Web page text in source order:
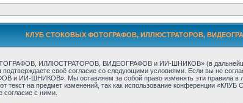
КЛУБ СТОКОВЫХ ФОТОГРАФОВ, ИЛЛЮСТРАТОРОВ,
ИЛЛЮСТРАТОРОВ, ВИДЕОГРАФОВ и ИИ-ШНИКОВ» (в
своё согласие со следующими условиями. Если вы не
ШНИКОВ». Мы оставляем за собой право изменять эти правила в
текст на предмет изменений, так как использование
согласие с ними.